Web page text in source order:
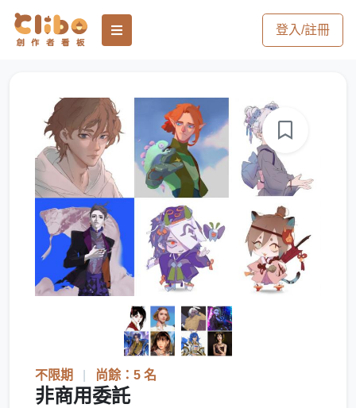
登入/註冊
不限期 尚餘：5 名
非商用委託